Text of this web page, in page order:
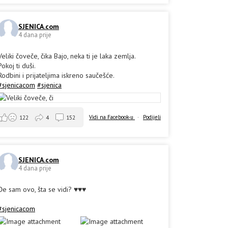
SJENICA.com
4 dana prije
čoveče, čika Bajo, neka ti je laka zemlja.
ti duši.
i prijateljima iskreno saučešće.
#sjenica
Vidi na Facebook-u · Podijeli
122 4 152
SJENICA.com
4 dana prije
sam ovo, šta se vidi? ♥️♥️♥️